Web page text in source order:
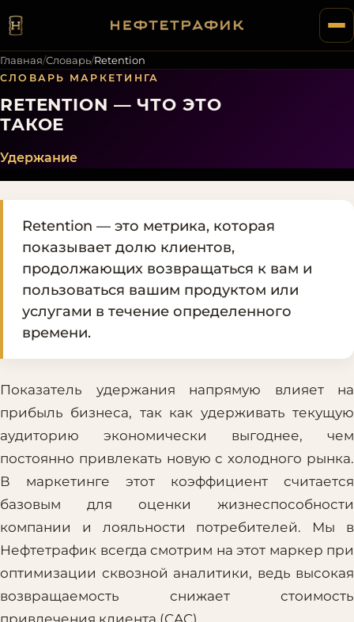
Главная/Словарь/Retention
СЛОВАРЬ МАРКЕТИНГА
RETENTION — ЧТО ЭТО
ТАКОЕ
Удержание
Retention — это метрика, которая
показывает долю клиентов,
продолжающих возвращаться к вам и
пользоваться вашим продуктом или
услугами в течение определенного
времени.
Показатель удержания напрямую влияет на
прибыль бизнеса, так как удерживать текущую
аудиторию экономически выгоднее, чем
постоянно привлекать новую с холодного рынка.
В маркетинге этот коэффициент считается
базовым для оценки жизнеспособности
компании и лояльности потребителей. Мы в
Нефтетрафик всегда смотрим на этот маркер при
оптимизации сквозной аналитики, ведь высокая
возвращаемость снижает стоимость